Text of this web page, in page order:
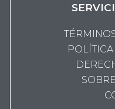
Las
opciones
se
pueden
elegir